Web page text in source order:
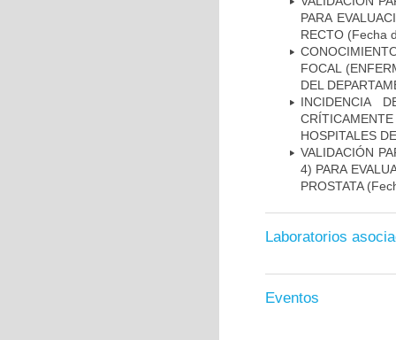
PARA
RECTO (Fecha
FOCAL
DEL
INCIDENCIA
HOSPITALES
VALIDACIÓN
4) PARA
PROSTATA
Laboratorios
Eventos